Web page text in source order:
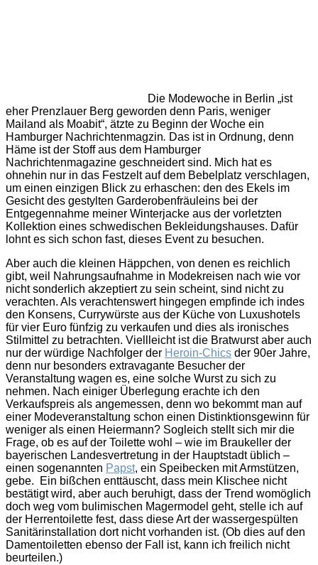
Die Modewoche in Berlin „ist
eher Prenzlauer Berg geworden denn Paris, weniger
Mailand als Moabit“, ätzte zu Beginn der Woche ein
Hamburger Nachrichtenmagzin. Das ist in Ordnung, denn
Häme ist der Stoff aus dem Hamburger
Nachrichtenmagazine geschneidert sind. Mich hat es
ohnehin nur in das Festzelt auf dem Bebelplatz verschlagen,
um einen einzigen Blick zu erhaschen: den des Ekels im
Gesicht des gestylten Garderobenfräuleins bei der
Entgegennahme meiner Winterjacke aus der vorletzten
Kollektion eines schwedischen Bekleidungshauses. Dafür
lohnt es sich schon fast, dieses Event zu besuchen.
Aber auch die kleinen Häppchen, von denen es reichlich
gibt, weil Nahrungsaufnahme in Modekreisen nach wie vor
nicht sonderlich akzeptiert zu sein scheint, sind nicht zu
verachten. Als verachtenswert hingegen empfinde ich indes
den Konsens, Currywürste aus der Küche von Luxushotels
für vier Euro fünfzig zu verkaufen und dies als ironisches
Stilmittel zu betrachten. Viellleicht ist die Bratwurst aber auch
nur der würdige Nachfolger der Heroin-Chics der 90er Jahre,
denn nur besonders extravagante Besucher der
Veranstaltung wagen es, eine solche Wurst zu sich zu
nehmen. Nach einiger Überlegung erachte ich den
Verkaufspreis als angemessen, denn wo bekommt man auf
einer Modeveranstaltung schon einen Distinktionsgewinn für
weniger als einen Heiermann? Sogleich stellt sich mir die
Frage, ob es auf der Toilette wohl – wie im Braukeller der
bayerischen Landesvertretung in der Hauptstadt üblich –
einen sogenannten Papst, ein Speibecken mit Armstützen,
gebe. Ein bißchen enttäuscht, dass mein Klischee nicht
bestätigt wird, aber auch beruhigt, dass der Trend womöglich
doch weg vom bulimischen Magermodel geht, stelle ich auf
der Herrentoilette fest, dass diese Art der wassergespülten
Sanitärinstallation dort nicht vorhanden ist. (Ob dies auf den
Damentoiletten ebenso der Fall ist, kann ich freilich nicht
beurteilen.)